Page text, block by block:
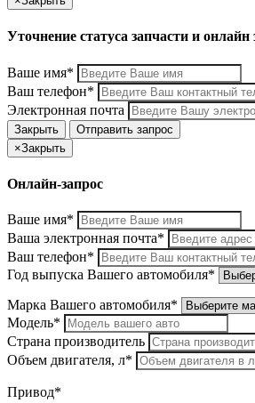
Уточнение статуса запчасти и онлайн
Ваше имя*
Ваш телефон*
Электронная почта
Закрыть
Отправить запрос
×Закрыть
Онлайн-запрос
Ваше имя*
Ваша электронная почта*
Ваш телефон*
Год выпуска Вашего автомобиля*
Марка Вашего автомобиля*
Модель*
Страна производитель
Объем двигателя, л*
Привод*